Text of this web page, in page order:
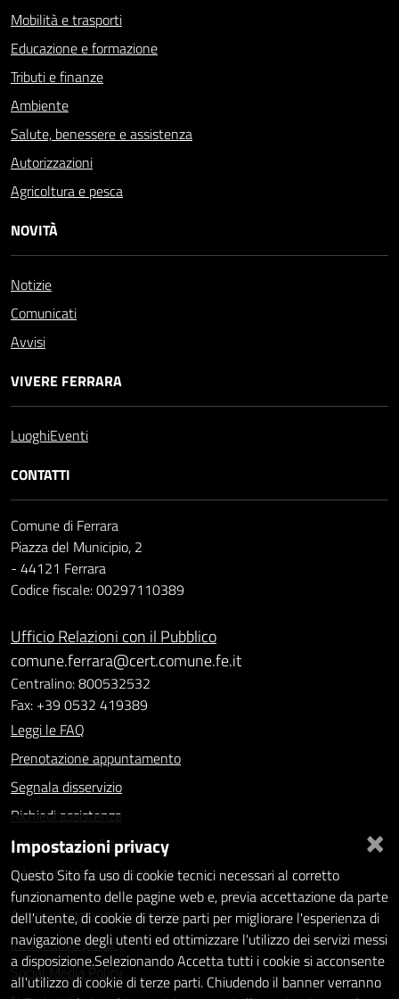
Mobilità e trasporti
Educazione e formazione
Tributi e finanze
Ambiente
Salute, benessere e assistenza
Autorizzazioni
Agricoltura e pesca
NOVITÀ
Notizie
Comunicati
Avvisi
VIVERE FERRARA
LuoghiEventi
CONTATTI
Comune di Ferrara
Piazza del Municipio, 2
- 44121 Ferrara
Codice fiscale: 00297110389
Ufficio Relazioni con il Pubblico
comune.ferrara@cert.comune.fe.it
Centralino: 800532532
Fax: +39 0532 419389
Leggi le FAQ
Prenotazione appuntamento
Segnala disservizio
Richiedi assistenza
Statistiche dei Siti web
Intranet - accesso riservato
Amministrazione trasparente
Informativa privacy
Social Media Policy
×
Impostazioni privacy
Questo Sito fa uso di cookie tecnici necessari al corretto
funzionamento delle pagine web e, previa accettazione da parte
dell'utente, di cookie di terze parti per migliorare l'esperienza di
navigazione degli utenti ed ottimizzare l'utilizzo dei servizi messi
a disposizione.Selezionando Accetta tutti i cookie si acconsente
all'utilizzo di cookie di terze parti. Chiudendo il banner verranno